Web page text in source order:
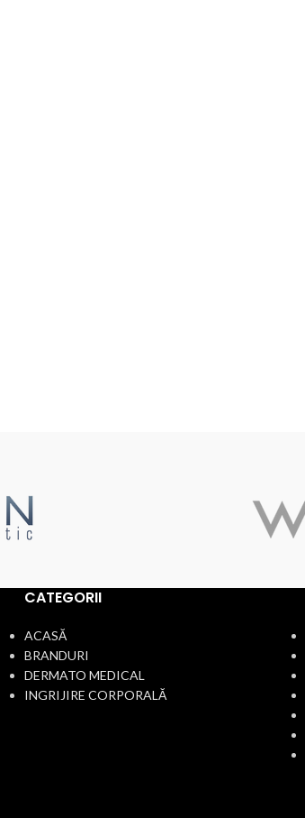
CATEGORII
ACASĂ
BRANDURI
DERMATO MEDICAL
INGRIJIRE CORPORALĂ